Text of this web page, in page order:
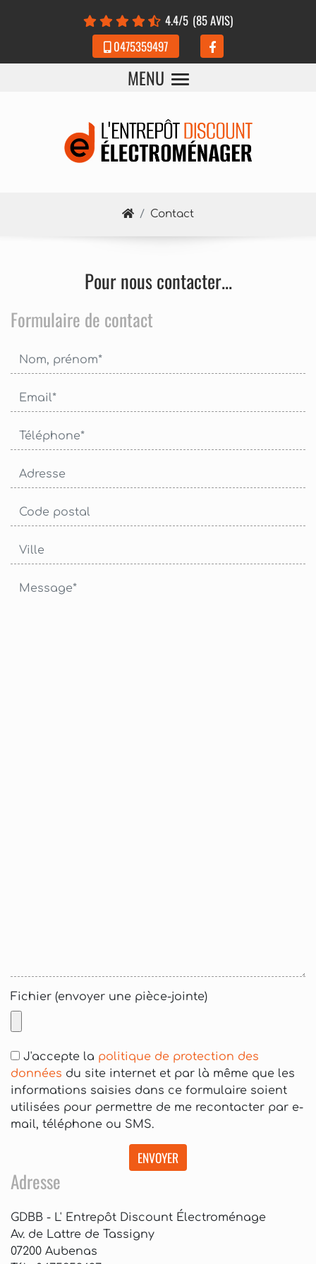
4.4/5 (85 AVIS)
0475359497
MENU
Contact
Pour nous contacter...
Formulaire de contact
Fichier (envoyer une pièce-jointe)
J'accepte la politique de protection des
données du site internet et par là même que les
informations saisies dans ce formulaire soient
utilisées pour permettre de me recontacter par e-
mail, téléphone ou SMS.
ENVOYER
Adresse
GDBB - L' Entrepôt Discount Électroménage
Av. de Lattre de Tassigny
07200 Aubenas